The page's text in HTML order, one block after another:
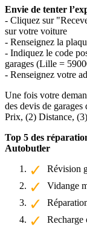
Envie de tenter
- Cliquez sur
sur votre voiture
- Renseignez la
- Indiquez le code
garages (Lille =
- Renseignez votre
Une fois votre
des devis de
Prix, (2) Distance,
Top 5 des
Autobutler
Révision
Vidange
Recharge